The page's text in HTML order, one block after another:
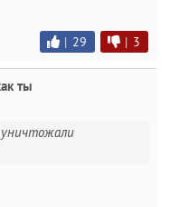
| 29 | 3
ты
уничтожали